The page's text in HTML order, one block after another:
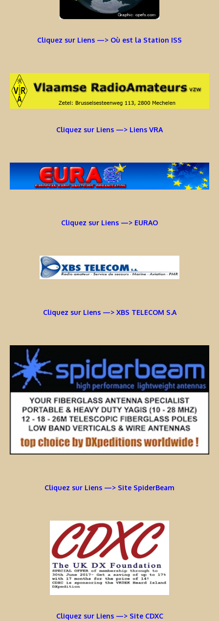
Cliquez sur Liens —> Où est la Station ISS
Cliquez sur Liens —> Liens VRA
Cliquez sur Liens —> EURAO
Cliquez sur Liens —> XBS TELECOM S.A
Cliquez sur Liens —> Site SpiderBeam
Cliquez sur Liens —> Site CDXC